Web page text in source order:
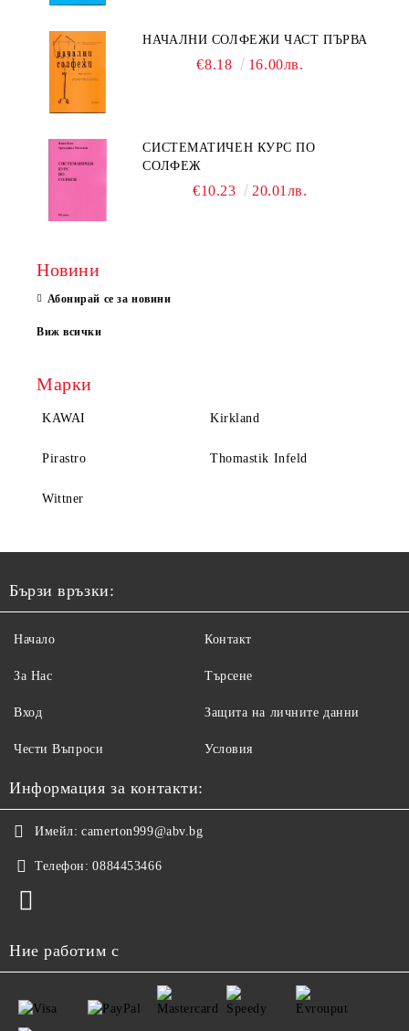
НАЧАЛНИ СОЛФЕЖИ ЧАСТ ПЪРВА
€8.18 16.00лв.
СИСТЕМАТИЧЕН КУРС ПО
СОЛФЕЖ
€10.23 20.01лв.
Новини
Абонирай се за новини
Виж всички
Марки
KAWAI Kirkland
Pirastro Thomastik Infeld
Wittner
Бързи връзки:
Начало
За Нас
Вход
Чести Въпроси
Контакт
Търсене
Защита на личните данни
Условия
Информация за контакти:
Имейл: camerton999@abv.bg
Телефон: 0884453466
Ние работим с